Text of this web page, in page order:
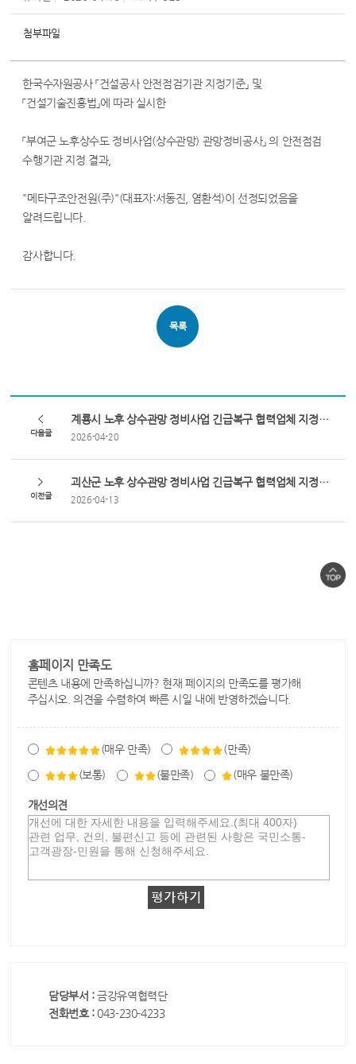
첨부파일
한국수자원공사 「건설공사 안전점검기관 지정기준」 및
「건설기술진흥법」에 따라 실시한
「부여군 노후상수도 정비사업(상수관망) 관망정비공사」 의 안전점검
수행기관 지정 결과,
"메타구조안전원(주)"(대표자:서동진, 염환석)이 선정되었음을
알려드립니다.
감사합니다.
목록
다음글
계룡시 노후 상수관망 정비사업 긴급복구 협력업체 지정공고
2026-04-20
이전글
괴산군 노후 상수관망 정비사업 긴급복구 협력업체 지정공고
2026-04-13
홈페이지 만족도
콘텐츠 내용에 만족하십니까? 현재 페이지의 만족도를 평가해
주십시오. 의견을 수렴하여 빠른 시일 내에 반영하겠습니다.
(매우 만족) (만족)
(보통) (불만족) (매우 불만족)
개선의견
담당부서 :금강유역협력단
전화번호 : 043-230-4233